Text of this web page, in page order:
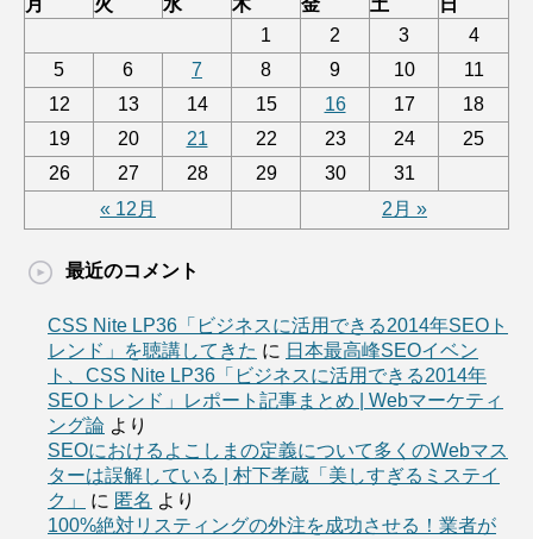
月
火 水 木 金 土 日
« 12月 2月 »
1 2 3
4
5
6 7 8 9 10
11
12
13 14 15 16 17
18
19
20 21 22 23 24
25
26
27 28 29 30 31
最近のコメント
CSS Nite LP36「ビジネスに活用できる2014年SEOト
レンド」を聴講してきた に 日本最高峰SEOイベン
ト、CSS Nite LP36「ビジネスに活用できる2014年
SEOトレンド」レポート記事まとめ | Webマーケティ
ング論 より
SEOにおけるよこしまの定義について多くのWebマス
ターは誤解している | 村下孝蔵「美しすぎるミステイ
ク」
に 匿名 より
100%絶対リスティングの外注を成功させる！業者が